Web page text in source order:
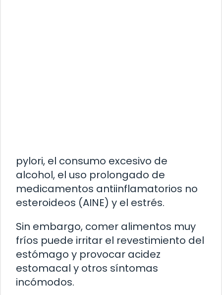
pylori, el consumo excesivo de
alcohol, el uso prolongado de
medicamentos antiinflamatorios no
esteroideos (AINE) y el estrés.
Sin embargo, comer alimentos muy
fríos puede irritar el revestimiento del
estómago y provocar acidez
estomacal y otros síntomas
incómodos.